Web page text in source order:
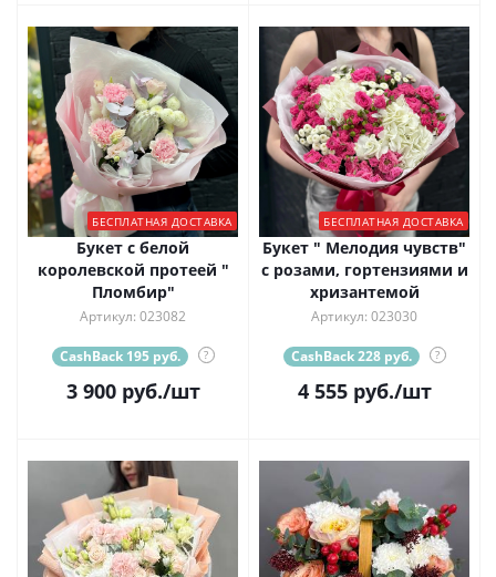
БЕСПЛАТНАЯ ДОСТАВКА
Букет с белой
королевской протеей "
Пломбир"
Артикул: 023082
CashBack 195 руб. ?
3 900руб./шт
БЕСПЛАТНАЯ ДОСТАВКА
Букет " Мелодия чувств"
с розами, гортензиями и
хризантемой
Артикул: 023030
CashBack 228 руб. ?
4 555руб./шт